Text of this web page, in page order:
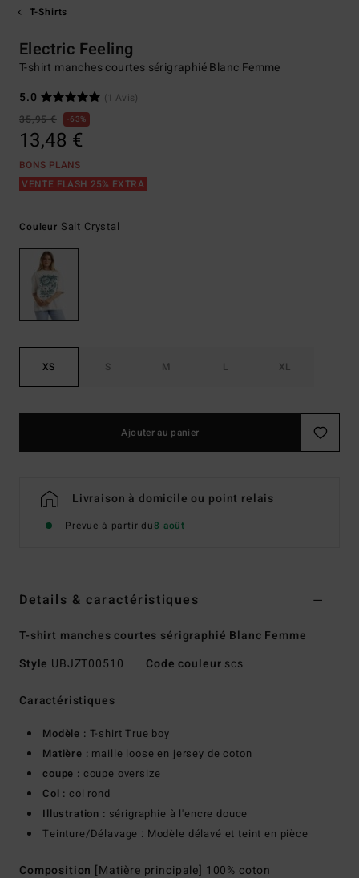
T-Shirts
Electric Feeling
T-shirt manches courtes sérigraphié Blanc Femme
5.0
(1 Avis)
35,95 €
63%
13,48 €
BONS PLANS
VENTE FLASH 25% EXTRA
Couleur Salt Crystal
XS S M L XL
Ajouter au panier
Livraison à domicile ou point relais
Prévue à partir du8 août
Details & caractéristiques
T-shirt manches courtes sérigraphié Blanc Femme
Style UBJZT00510 Code couleur scs
Caractéristiques
Modèle : T-shirt True boy
Matière : maille loose en jersey de coton
coupe : coupe oversize
Col : col rond
Illustration : sérigraphie à l'encre douce
Teinture/Délavage : Modèle délavé et teint en pièce
Composition [Matière principale] 100% coton